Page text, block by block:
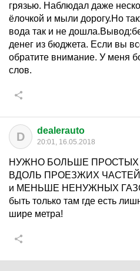
грязью. Наблюдал даже
ёлочкой и мыли дорогу.Но
вода так и не
денег из бюджета. Если вы
обратите внимание. У меня
слов.
D dealerauto
20:01, 16.05.2018
НУЖНО БОЛЬШЕ
ВДОЛЬ ПРОЕЗЖИХ
и МЕНЬШЕ НЕНУЖНЫХ
быть только там где есть
шире метра!